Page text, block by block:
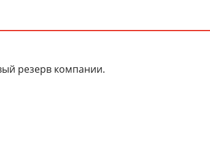
резерв компании.